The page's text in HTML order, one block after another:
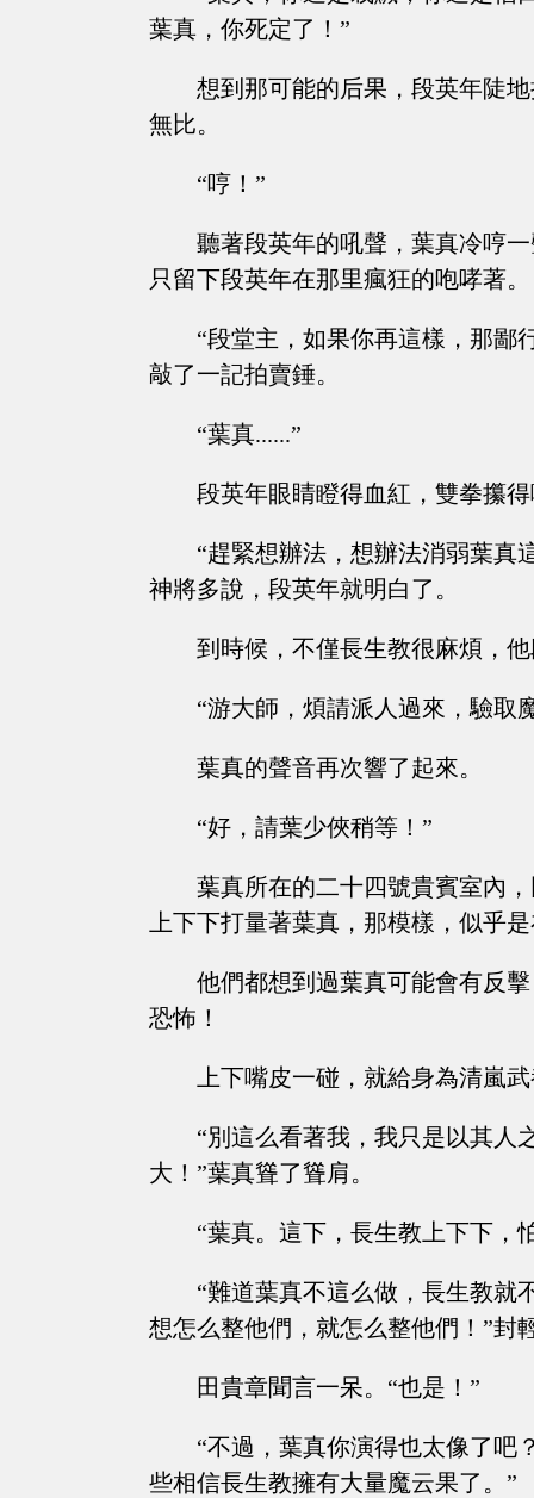
葉真，你死定了！”
想到那可能的后果，段英年陡
無比。
“哼！”
聽著段英年的吼聲，葉真冷哼
只留下段英年在那里瘋狂的咆哮著。
“段堂主，如果你再這樣，那鄙
敲了一記拍賣錘。
“葉真......”
段英年眼睛瞪得血紅，雙拳攥
“趕緊想辦法，想辦法消弱葉真
神將多說，段英年就明白了。
到時候，不僅長生教很麻煩，
“游大師，煩請派人過來，驗取
葉真的聲音再次響了起來。
“好，請葉少俠稍等！”
葉真所在的二十四號貴賓室內
上下下打量著葉真，那模樣，似乎
他們都想到過葉真可能會有反
恐怖！
上下嘴皮一碰，就給身為清嵐
“別這么看著我，我只是以其人
大！”葉真聳了聳肩。
“葉真。這下，長生教上下下，
“難道葉真不這么做，長生教就
想怎么整他們，就怎么整他們！”封
田貴章聞言一呆。“也是！”
“不過，葉真你演得也太像了吧
些相信長生教擁有大量魔云果了。”